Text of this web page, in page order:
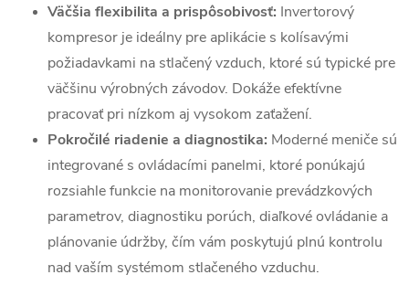
Väčšia flexibilita a prispôsobivosť: Invertorový
kompresor je ideálny pre aplikácie s kolísavými
požiadavkami na stlačený vzduch, ktoré sú typické pre
väčšinu výrobných závodov. Dokáže efektívne
pracovať pri nízkom aj vysokom zaťažení.
Pokročilé riadenie a diagnostika: Moderné meniče sú
integrované s ovládacími panelmi, ktoré ponúkajú
rozsiahle funkcie na monitorovanie prevádzkových
parametrov, diagnostiku porúch, diaľkové ovládanie a
plánovanie údržby, čím vám poskytujú plnú kontrolu
nad vaším systémom stlačeného vzduchu.